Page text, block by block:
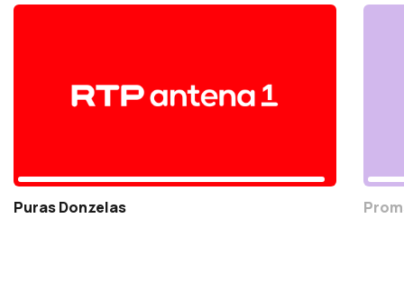
Puras Donzelas